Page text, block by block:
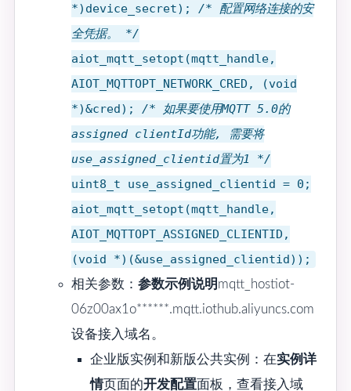
*)device_secret); /* 配置网络连接的安
全凭据。 */
aiot_mqtt_setopt(mqtt_handle,
AIOT_MQTTOPT_NETWORK_CRED, (void
*)&cred); /* 如果要使用MQTT 5.0的
assigned clientId功能, 需要将
use_assigned_clientid置为1 */
uint8_t use_assigned_clientid = 0;
aiot_mqtt_setopt(mqtt_handle,
AIOT_MQTTOPT_ASSIGNED_CLIENTID,
(void *)(&use_assigned_clientid));
相关参数： 参数示例说明mqtt_hostiot-
06z00ax1o******.mqtt.iothub.aliyuncs.com
设备接入域名。
企业版实例和新版公共实例：在实例详
情页面的开发配置面板，查看接入域